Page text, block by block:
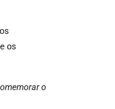
os
o